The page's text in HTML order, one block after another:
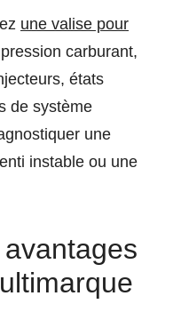
une valise pour
carburant,
états
de système
une
instable ou une